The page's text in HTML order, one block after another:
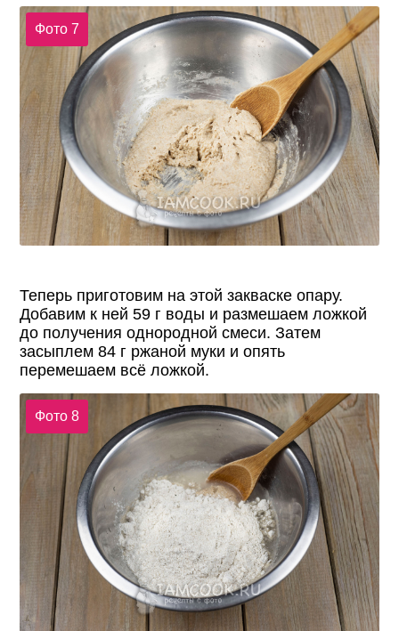
Фото 7
Теперь приготовим на этой закваске опару.
Добавим к ней 59 г воды и размешаем ложкой
до получения однородной смеси. Затем
засыплем 84 г ржаной муки и опять
перемешаем всё ложкой.
Фото 8